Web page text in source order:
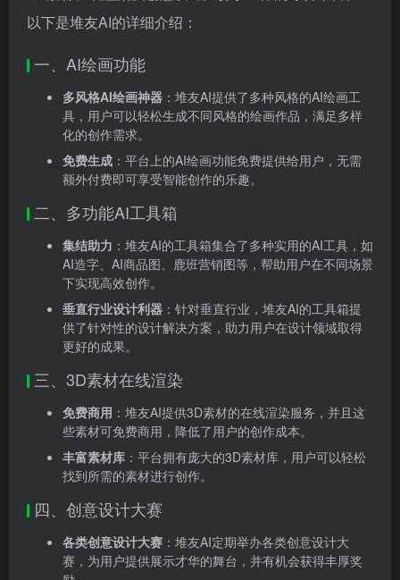
以下是堆友AI的详细介绍：
一、AI绘画功能
多风格AI绘画神器 ：堆友AI提供了多种风格的AI绘画工
具，用户可以轻松生成不同风格的绘画作品，满足多样
化的创作需求。
免费生成 ：平台上的AI绘画功能免费提供给用户，无需
额外付费即可享受智能创作的乐趣。
二、多功能AI工具箱
集结助力 ：堆友AI的工具箱集合了多种实用的AI工具，如
AI造字、AI商品图、鹿班营销图等，帮助用户在不同场景
下实现高效创作。
垂直行业设计利器 ：针对垂直行业，堆友AI的工具箱提
供了针对性的设计解决方案，助力用户在设计领域取得
更好的成果。
三、3D素材在线渲染
免费商用 ：堆友AI提供3D素材的在线渲染服务，并且这
些素材可免费商用，降低了用户的创作成本。
丰富素材库 ：平台拥有庞大的3D素材库，用户可以轻松
找到所需的素材进行创作。
四、创意设计大赛
各类创意设计大赛 ：堆友AI定期举办各类创意设计大
赛，为用户提供展示才华的舞台，并有机会获得丰厚奖